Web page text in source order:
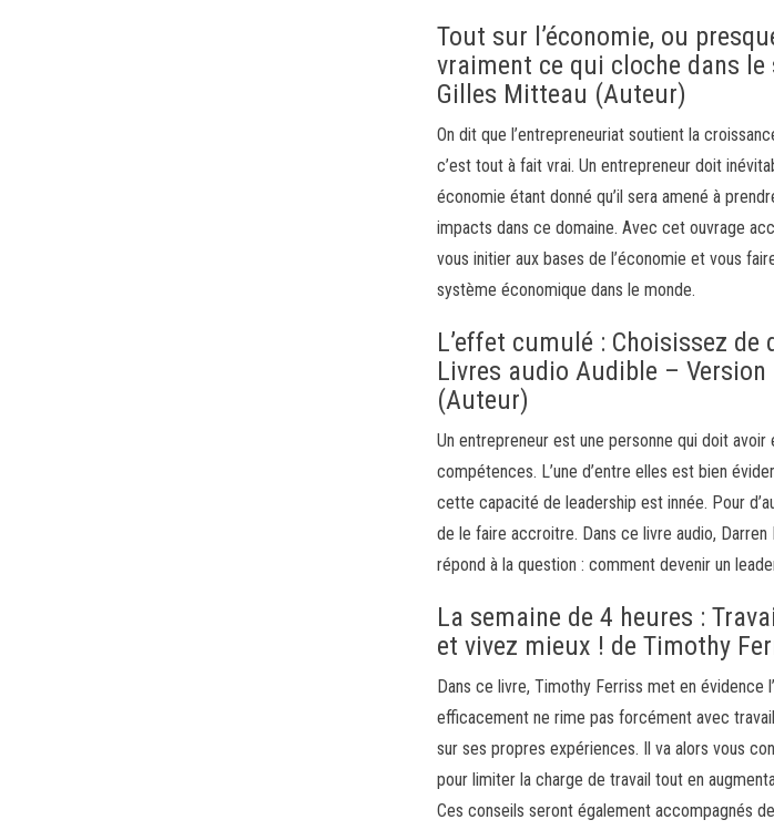
Tout sur l’économie, ou
vraiment ce qui cloche dans le
Gilles Mitteau (Auteur)
On dit que l’entrepreneuriat soutient la
c’est tout à fait vrai. Un entrepreneur doit
économie étant donné qu’il sera amené à
impacts dans ce domaine. Avec cet ouvrage
vous initier aux bases de l’économie et vous
système économique dans le monde.
L’effet cumulé : Choisissez
Livres audio Audible –
(Auteur)
Un entrepreneur est une personne qui doit
compétences. L’une d’entre elles est bien
cette capacité de leadership est innée. Pour
de le faire accroitre. Dans ce livre audio, Darren
répond à la question : comment devenir un
La semaine de 4 heures :
et vivez mieux ! de Timothy
Dans ce livre, Timothy Ferriss met en évidence
efficacement ne rime pas forcément avec
sur ses propres expériences. Il va alors vous
pour limiter la charge de travail tout en
Ces conseils seront également accompagnés